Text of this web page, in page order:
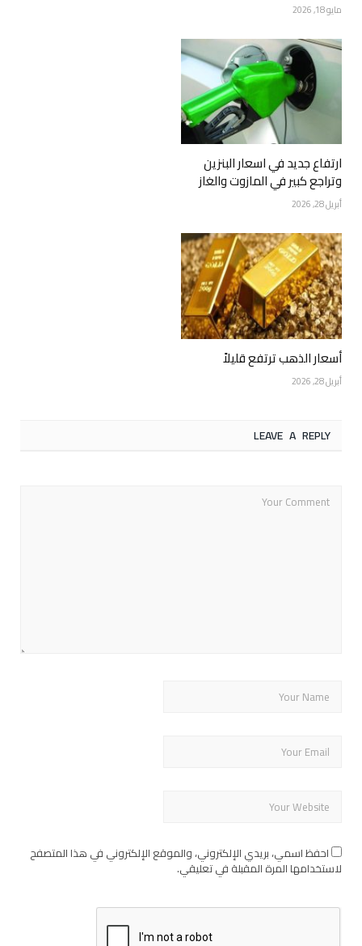
مايو 18, 2026
ارتفاع جديد في اسعار البنزين
وتراجع كبير في المازوت والغاز
أبريل 28, 2026
أسعار الذهب ترتفع قليلاً
أبريل 28, 2026
LEAVE A REPLY
احفظ اسمي، بريدي الإلكتروني، والموقع الإلكتروني في هذا المتصفح
لاستخدامها المرة المقبلة في تعليقي.